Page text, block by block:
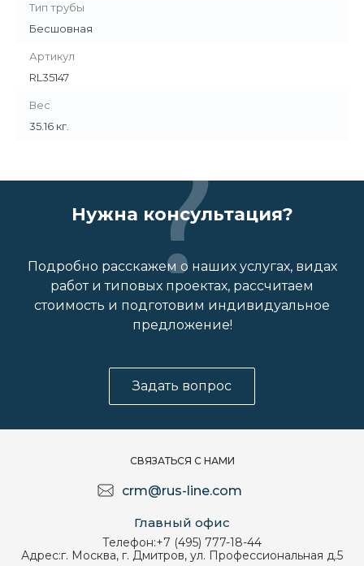
Тип трубы
Бесшовная
Артикул
RL35147
Вес
35.16 кг.
Нужна консультация?
Подробно расскажем о наших услугах, видах
работ и типовых проектах, рассчитаем
стоимость и подготовим индивидуальное
предложение!
Задать вопрос
СВЯЗАТЬСЯ С НАМИ
crm@rus-line.com
Главный офис
Телефон:+7 (495) 777-18-44
Адрес:г. Москва, г. Дмитров, ул. Профессиональная д.5